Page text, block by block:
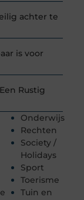
achter te
is voor
Rustig
Onderwijs
Rechten
Society /
Holidays
Sport
Toerisme
Tuin en